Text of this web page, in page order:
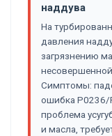
наддува
На
давления
загрязнению
несовершенной
Симптомы:
ошибка P0236/
проблема
и масла,